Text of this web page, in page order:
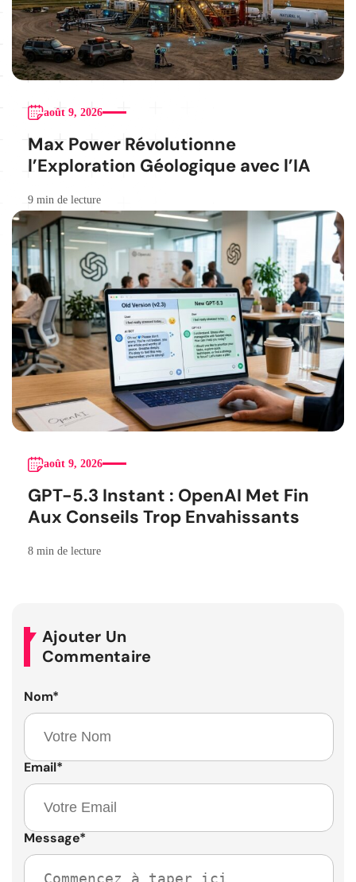
août 9, 2026
Max Power Révolutionne
l’Exploration Géologique avec l’IA
9 min de lecture
août 9, 2026
GPT-5.3 Instant : OpenAI Met Fin
Aux Conseils Trop Envahissants
8 min de lecture
Ajouter Un
Commentaire
Nom*
Email*
Message*